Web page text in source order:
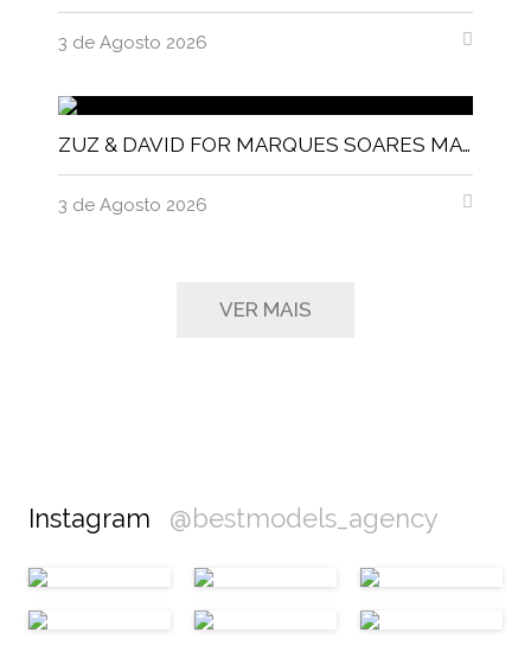
3 de Agosto 2026
ZUZ & DAVID FOR MARQUES SOARES MAGNITUDE MAGAZINE
3 de Agosto 2026
VER MAIS
Instagram @bestmodels_agency